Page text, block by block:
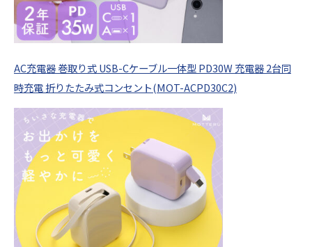
AC充電器 巻取り式 USB-Cケーブル一体型 PD30W 充電器 2台同
時充電 折りたたみ式コンセント(MOT-ACPD30C2)